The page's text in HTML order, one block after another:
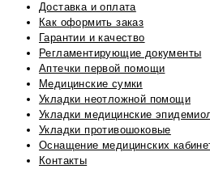
Доставка и оплата
Как оформить заказ
Гарантии и качество
Регламентирующие документы
Аптечки первой помощи
Медицинские сумки
Укладки неотложной помощи
Укладки медицинские
Укладки противошоковые
Оснащение медицинских
Контакты